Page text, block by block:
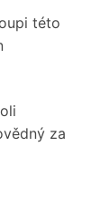
této
za